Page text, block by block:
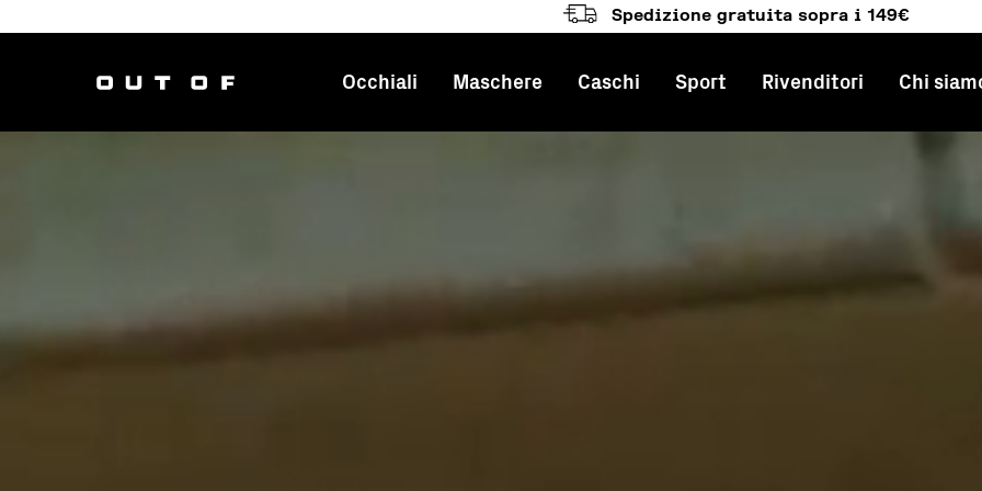
Spedizione gratuita sopra i 149€
Navigazione principale
Occhiali Maschere Caschi Sport Rivenditori Chi